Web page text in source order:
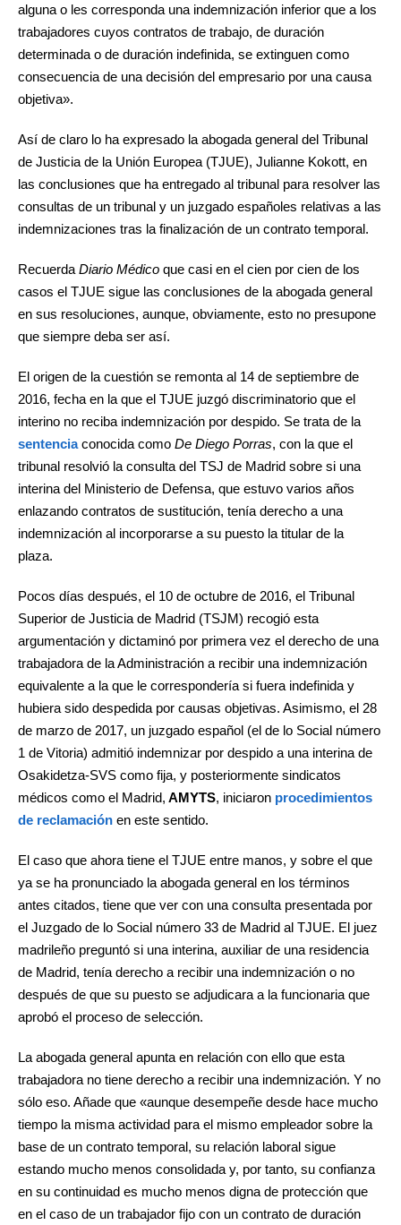
alguna o les corresponda una indemnización inferior que a los
trabajadores cuyos contratos de trabajo, de duración
determinada o de duración indefinida, se extinguen como
consecuencia de una decisión del empresario por una causa
objetiva».
Así de claro lo ha expresado la abogada general del Tribunal
de Justicia de la Unión Europea (TJUE), Julianne Kokott, en
las conclusiones que ha entregado al tribunal para resolver las
consultas de un tribunal y un juzgado españoles relativas a las
indemnizaciones tras la finalización de un contrato temporal.
Recuerda Diario Médico que casi en el cien por cien de los
casos el TJUE sigue las conclusiones de la abogada general
en sus resoluciones, aunque, obviamente, esto no presupone
que siempre deba ser así.
El origen de la cuestión se remonta al 14 de septiembre de
2016, fecha en la que el TJUE juzgó discriminatorio que el
interino no reciba indemnización por despido. Se trata de la
sentenciaconocida como De Diego Porras, con la que el
tribunal resolvió la consulta del TSJ de Madrid sobre si una
interina del Ministerio de Defensa, que estuvo varios años
enlazando contratos de sustitución, tenía derecho a una
indemnización al incorporarse a su puesto la titular de la
plaza.
Pocos días después, el 10 de octubre de 2016, el Tribunal
Superior de Justicia de Madrid (TSJM) recogió esta
argumentación y dictaminó por primera vez el derecho de una
trabajadora de la Administración a recibir una indemnización
equivalente a la que le correspondería si fuera indefinida y
hubiera sido despedida por causas objetivas. Asimismo, el 28
de marzo de 2017, un juzgado español (el de lo Social número
1 de Vitoria) admitió indemnizar por despido a una interina de
Osakidetza-SVS como fija, y posteriormente sindicatos
médicos como el Madrid, AMYTS, iniciaron procedimientos
de reclamación en este sentido.
El caso que ahora tiene el TJUE entre manos, y sobre el que
ya se ha pronunciado la abogada general en los términos
antes citados, tiene que ver con una consulta presentada por
el Juzgado de lo Social número 33 de Madrid al TJUE. El juez
madrileño preguntó si una interina, auxiliar de una residencia
de Madrid, tenía derecho a recibir una indemnización o no
después de que su puesto se adjudicara a la funcionaria que
aprobó el proceso de selección.
La abogada general apunta en relación con ello que esta
trabajadora no tiene derecho a recibir una indemnización. Y no
sólo eso. Añade que «aunque desempeñe desde hace mucho
tiempo la misma actividad para el mismo empleador sobre la
base de un contrato temporal, su relación laboral sigue
estando mucho menos consolidada y, por tanto, su confianza
en su continuidad es mucho menos digna de protección que
en el caso de un trabajador fijo con un contrato de duración